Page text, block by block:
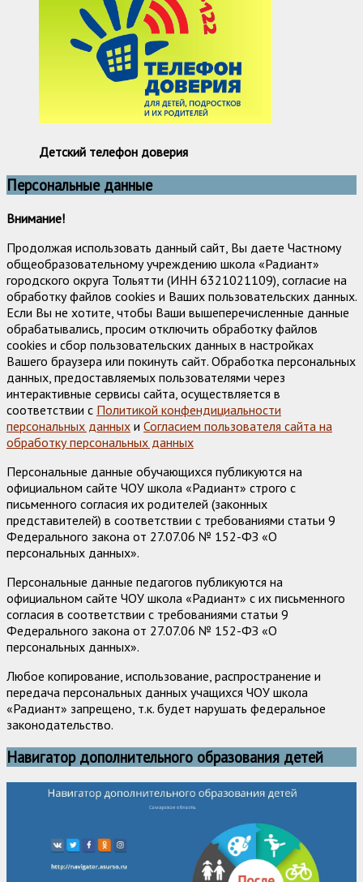
Детский телефон доверия
Персональные данные
Внимание!
Продолжая использовать данный сайт, Вы даете Частному
общеобразовательному учреждению школа «Радиант»
городского округа Тольятти (ИНН 6321021109), согласие на
обработку файлов cookies и Ваших пользовательских данных.
Если Вы не хотите, чтобы Ваши вышеперечисленные данные
обрабатывались, просим отключить обработку файлов
cookies и сбор пользовательских данных в настройках
Вашего браузера или покинуть сайт. Обработка персональных
данных, предоставляемых пользователями через
интерактивные сервисы сайта, осуществляется в
соответствии с Политикой конфендициальности
персональных данных и Согласием пользователя сайта на
обработку персональных данных
Персональные данные обучающихся публикуются на
официальном сайте ЧОУ школа «Радиант» строго с
письменного согласия их родителей (законных
представителей) в соответствии с требованиями статьи 9
Федерального закона от 27.07.06 № 152-ФЗ «О
персональных данных».
Персональные данные педагогов публикуются на
официальном сайте ЧОУ школа «Радиант» с их письменного
согласия в соответствии с требованиями статьи 9
Федерального закона от 27.07.06 № 152-ФЗ «О
персональных данных».
Любое копирование, использование, распространение и
передача персональных данных учащихся ЧОУ школа
«Радиант» запрещено, т.к. будет нарушать федеральное
законодательство.
Навигатор дополнительного образования детей